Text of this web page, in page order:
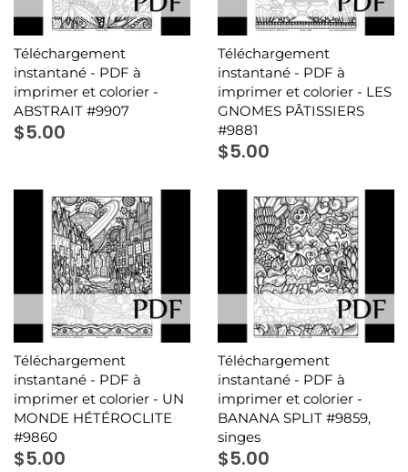
Téléchargement
instantané - PDF à
imprimer et colorier -
ABSTRAIT #9907
$5.00
Téléchargement
instantané - PDF à
imprimer et colorier - LES
GNOMES PÂTISSIERS
#9881
$5.00
Téléchargement
instantané - PDF à
imprimer et colorier - UN
MONDE HÉTÉROCLITE
#9860
$5.00
Téléchargement
instantané - PDF à
imprimer et colorier -
BANANA SPLIT #9859,
singes
$5.00